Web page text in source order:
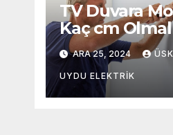
TV Duvara
Kaç cm
ARA 25, 2024
UYDU ELEKTRIK